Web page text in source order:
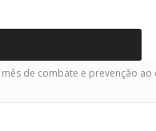
mês de combate e prevenção